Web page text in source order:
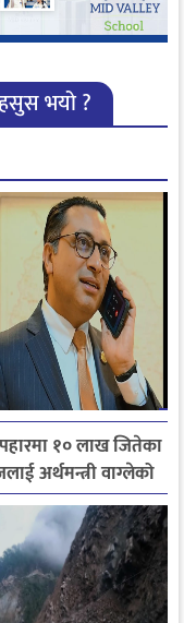
भयो ?
१० लाख जितेका
अर्थमन्त्री वाग्लेको
रुपन्देहीकी सपनाले
जितिन् एक लाख